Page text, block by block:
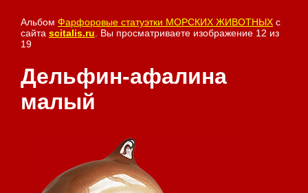
Альбом Фарфоровые статуэтки МОРСКИХ ЖИВОТНЫХ с
сайта scitalis.ru . Вы просматриваете изображение 12 из
19
Дельфин-афалина
малый